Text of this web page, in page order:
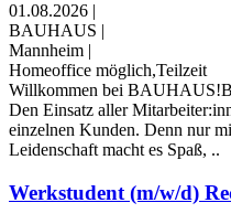
01.08.2026 |
BAUHAUS |
Mannheim |
Homeoffice möglich,Teilzeit
Willkommen bei
Den Einsatz aller
einzelnen Kunden. Denn nur
Leidenschaft macht es Spaß, ..
Werkstudent (m/w/d)